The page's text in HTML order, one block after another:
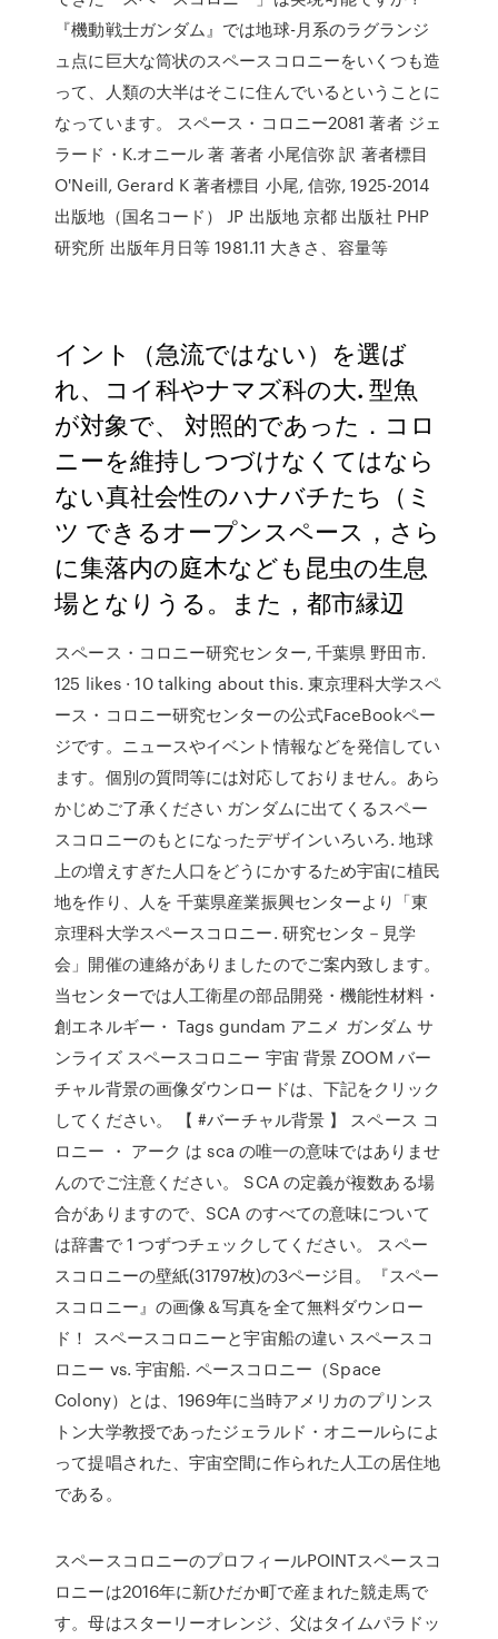
『機動戦士ガンダム』では地球-月系のラグランジ
ュ点に巨大な筒状のスペースコロニーをいくつも造
って、人類の大半はそこに住んでいるということに
なっています。 スペース・コロニー2081 著者 ジェ
ラード・K.オニール 著 著者 小尾信弥 訳 著者標目
O'Neill, Gerard K 著者標目 小尾, 信弥, 1925-2014
出版地（国名コード） JP 出版地 京都 出版社 PHP
研究所 出版年月日等 1981.11 大きさ、容量等
イント（急流ではない）を選ば
れ、コイ科やナマズ科の大. 型魚
が対象で、 対照的であった．コロ
ニーを維持しつづけなくてはなら
ない真社会性のハナバチたち（ミ
ツ できるオープンスペース，さら
に集落内の庭木なども昆虫の生息
場となりうる。また，都市縁辺
スペース・コロニー研究センター, 千葉県 野田市.
125 likes · 10 talking about this. 東京理科大学スペ
ース・コロニー研究センターの公式FaceBookペー
ジです。ニュースやイベント情報などを発信してい
ます。個別の質問等には対応しておりません。あら
かじめご了承ください ガンダムに出てくるスペー
スコロニーのもとになったデザインいろいろ. 地球
上の増えすぎた人口をどうにかするため宇宙に植民
地を作り、人を 千葉県産業振興センターより「東
京理科大学スペースコロニー. 研究センタ－見学
会」開催の連絡がありましたのでご案内致します。
当センターでは人工衛星の部品開発・機能性材料・
創エネルギー・ Tags gundam アニメ ガンダム サ
ンライズ スペースコロニー 宇宙 背景 ZOOM バー
チャル背景の画像ダウンロードは、下記をクリック
してください。 【 #バーチャル背景 】 スペース コ
ロニー ・ アーク は sca の唯一の意味ではありませ
んのでご注意ください。 SCA の定義が複数ある場
合がありますので、SCA のすべての意味について
は辞書で 1 つずつチェックしてください。 スペー
スコロニーの壁紙(31797枚)の3ページ目。『スペー
スコロニー』の画像＆写真を全て無料ダウンロー
ド！ スペースコロニーと宇宙船の違い スペースコ
ロニー vs. 宇宙船. ペースコロニー（Space
Colony）とは、1969年に当時アメリカのプリンス
トン大学教授であったジェラルド・オニールらによ
って提唱された、宇宙空間に作られた人工の居住地
である。
スペースコロニーのプロフィールPOINTスペースコ
ロニーは2016年に新ひだか町で産まれた競走馬で
す。母はスターリーオレンジ、父はタイムパラドッ